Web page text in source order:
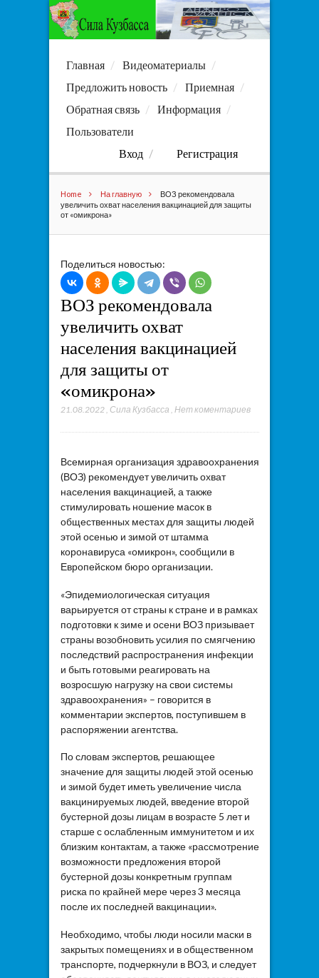
Главная
Видеоматериалы
Предложить новость
Приемная
Обратная связь
Информация
Пользователи
Вход
Регистрация
Home На главную
ВОЗ рекомендовала
увеличить охват населения вакцинацией для защиты
от «омикрона»
Поделиться новостью:
ВОЗ рекомендовала
увеличить охват
населения вакцинацией
для защиты от
«омикрона»
21.08.2022, Сила Кузбасса Нет коментариев
Всемирная организация здравоохранения
(ВОЗ) рекомендует увеличить охват
населения вакцинацией, а также
стимулировать ношение масок в
общественных местах для защиты людей
этой осенью и зимой от штамма
коронавируса «омикрон», сообщили в
Европейском бюро организации.
«Эпидемиологическая ситуация
варьируется от страны к стране и в рамках
подготовки к зиме и осени ВОЗ призывает
страны возобновить усилия по смягчению
последствий распространения инфекции
и быть готовыми реагировать на
возросшую нагрузку на свои системы
здравоохранения» – говорится в
комментарии экспертов, поступившем в
распоряжении агентства.
По словам экспертов, решающее
значение для защиты людей этой осенью
и зимой будет иметь увеличение числа
вакцинируемых людей, введение второй
бустерной дозы лицам в возрасте 5 лет и
старше с ослабленным иммунитетом и их
близким контактам, а также «рассмотрение
возможности предложения второй
бустерной дозы конкретным группам
риска по крайней мере через 3 месяца
после их последней вакцинации».
Необходимо, чтобы люди носили маски в
закрытых помещениях и в общественном
транспорте, подчеркнули в ВОЗ, и следует